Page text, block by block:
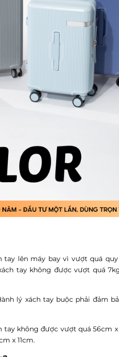
tay lên máy bay vì vượt quá
tay không được vượt quá
lý xách tay buộc phải đảm
tay không được vượt quá 56cm
x 11cm.